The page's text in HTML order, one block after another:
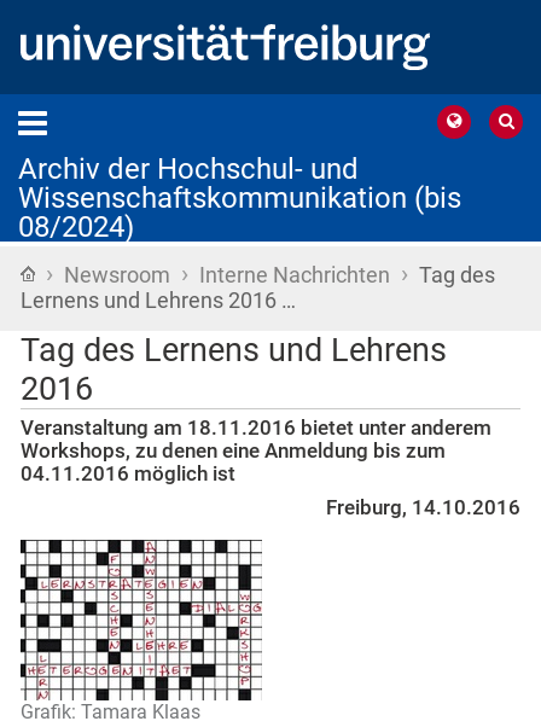
Archiv der Hochschul- und
Wissenschaftskommunikation (bis
08/2024)
Startseite
› Newsroom › Interne Nachrichten › Tag des
Lernens und Lehrens 2016 …
Tag des Lernens und Lehrens
2016
Veranstaltung am 18.11.2016 bietet unter anderem
Workshops, zu denen eine Anmeldung bis zum
04.11.2016 möglich ist
Freiburg, 14.10.2016
Grafik: Tamara Klaas